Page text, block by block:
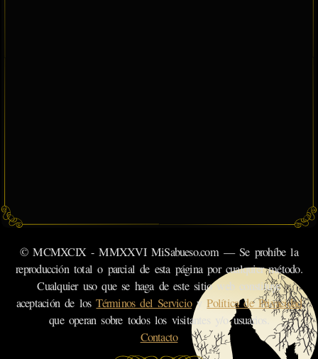
© MCMXCIX - MMXXVI MiSabueso.com — Se prohíbe la
reproducción total o parcial de esta página por cualquier método.
Cualquier uso que se haga de este sitio web constituye
aceptación de losTérminos del ServicioyPolítica de Privacidad
que operan sobre todos los visitantes y/o usuarios.
Contacto